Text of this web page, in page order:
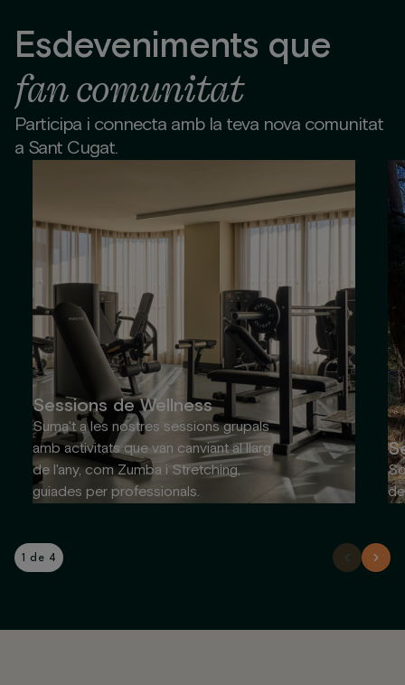
Esdeveniments que
fan comunitat
Participa i connecta amb la teva nova comunitat
a Sant Cugat.
Sessions de Wellness
Suma't a les nostres sessions grupals
amb activitats que van canviant al llarg
de l'any, com Zumba i Stretching,
guiades per professionals.
1 de 4